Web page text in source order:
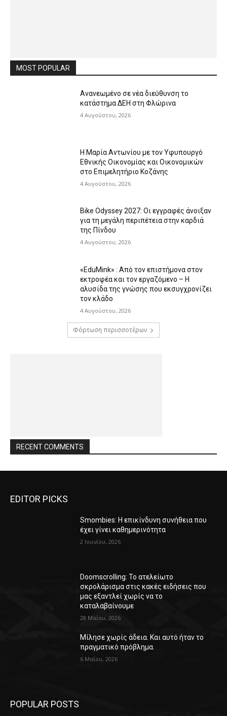
MOST POPULAR
Ανανεωμένο σε νέα διεύθυνση το
κατάστημα ΔΕΗ στη Φλώρινα
4 Αυγούστου, 2026
Η Μαρία Αντωνίου με τον Υφυπουργό
Εθνικής Οικονομίας και Οικονομικών
στο Επιμελητήριο Κοζάνης
4 Αυγούστου, 2026
Bike Odyssey 2027: Οι εγγραφές άνοιξαν
για τη μεγάλη περιπέτεια στην καρδιά
της Πίνδου
4 Αυγούστου, 2026
«EduMink» : Από τον επιστήμονα στον
εκτροφέα και τον εργαζόμενο – Η
αλυσίδα της γνώσης που εκσυγχρονίζει
τον κλάδο
4 Αυγούστου, 2026
Φόρτωση περισσοτέρων
RECENT COMMENTS
EDITOR PICKS
Smombies: Η επικίνδυνη συνήθεια που
έχει γίνει καθημερινότητα
2 Ιουνίου, 2026
Doomscrolling: Το ατελείωτο
σκρολάρισμα στις κακές ειδήσεις που
μας εξαντλεί χωρίς να το
καταλαβαίνουμε
28 Μαΐου, 2026
Μίλησε χωρίς άδεια. Και αυτό ήταν το
πραγματικό πρόβλημα.
6 Μαΐου, 2026
POPULAR POSTS